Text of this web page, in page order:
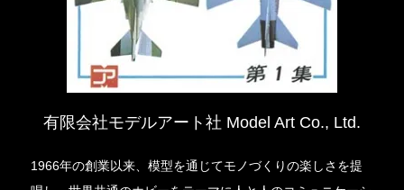
有限会社モデルアート社 Model Art Co., Ltd.
1966年の創業以来、模型を通じてモノづくりの楽しさを提